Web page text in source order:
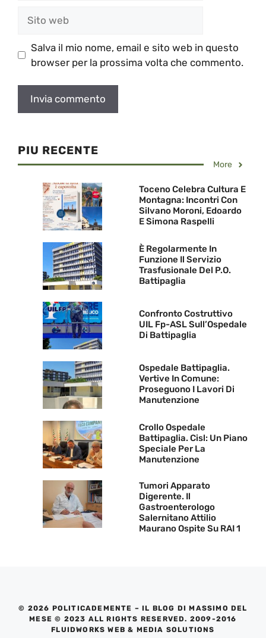
web
Salva il mio nome, email e sito web in questo
browser per la prossima volta che commento.
PIU RECENTE
More
Toceno Celebra Cultura E
Montagna: Incontri Con
Silvano Moroni, Edoardo
E Simona Raspelli
È Regolarmente In
Funzione Il Servizio
Trasfusionale Del P.O.
Battipaglia
Confronto Costruttivo
UIL Fp-ASL Sull’Ospedale
Di Battipaglia
Ospedale Battipaglia.
Vertive In Comune:
Proseguono I Lavori Di
Manutenzione
Crollo Ospedale
Battipaglia. Cisl: Un Piano
Speciale Per La
Manutenzione
Tumori Apparato
Digerente. Il
Gastroenterologo
Salernitano Attilio
Maurano Ospite Su RAI 1
© 2026 POLITICADEMENTE – IL BLOG DI MASSIMO DEL
MESE © 2023 ALL RIGHTS RESERVED. 2009-2016
FLUIDWORKS WEB & MEDIA SOLUTIONS